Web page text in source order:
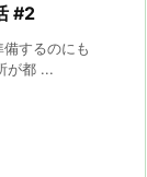
#2
するのにも
が都 ...